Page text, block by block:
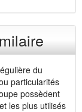
du
particularités
possèdent
les plus utilisés